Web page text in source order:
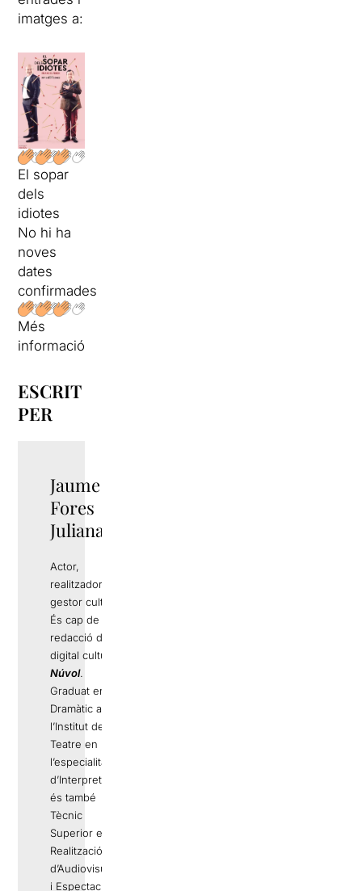
imatges a:
El sopar
dels
idiotes
No hi ha
noves
dates
confirmades
Més
informació
ESCRIT
PER
Jaume
Fores
Juliana
Actor,
realitzador i
gestor cultural.
És cap de
redacció del
digital cultural
Núvol.
Graduat en Art
Dramàtic a
l’Institut del
Teatre en
l’especialitat
d’Interpretació,
és també
Tècnic
Superior en
Realització
d’Audiovisuals
i Espectacles.